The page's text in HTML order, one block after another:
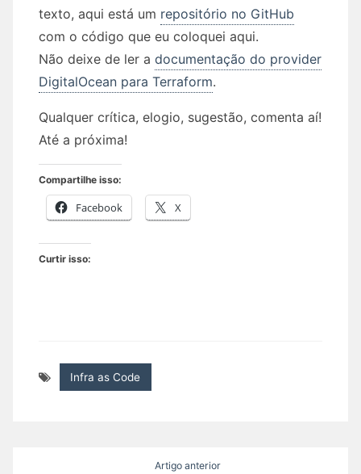
texto, aqui está um repositório no GitHub
com o código que eu coloquei aqui.
Não deixe de ler a documentação do provider
DigitalOcean para Terraform.
Qualquer crítica, elogio, sugestão, comenta aí!
Até a próxima!
Compartilhe isso:
Facebook X
Curtir isso:
Infra as Code
Artigo anterior